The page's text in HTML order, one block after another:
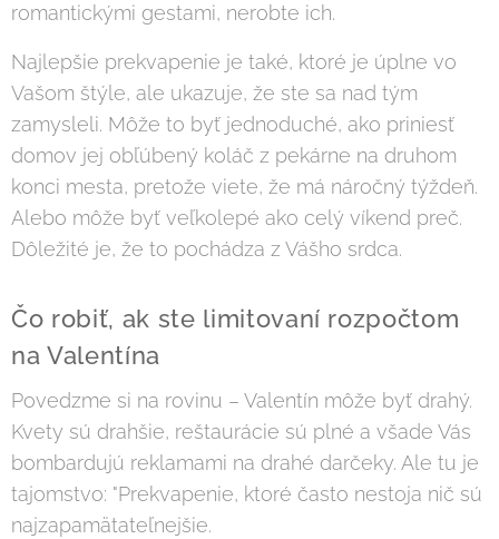
romantickými gestami, nerobte ich.
Najlepšie prekvapenie je také, ktoré je úplne vo
Vašom štýle, ale ukazuje, že ste sa nad tým
zamysleli. Môže to byť jednoduché, ako priniesť
domov jej obľúbený koláč z pekárne na druhom
konci mesta, pretože viete, že má náročný týždeň.
Alebo môže byť veľkolepé ako celý víkend preč.
Dôležité je, že to pochádza z Vášho srdca.
Čo robiť, ak ste limitovaní rozpočtom
na Valentína
Povedzme si na rovinu – Valentín môže byť drahý.
Kvety sú drahšie, reštaurácie sú plné a všade Vás
bombardujú reklamami na drahé darčeky. Ale tu je
tajomstvo: "Prekvapenie, ktoré často nestoja nič sú
najzapamätateľnejšie.